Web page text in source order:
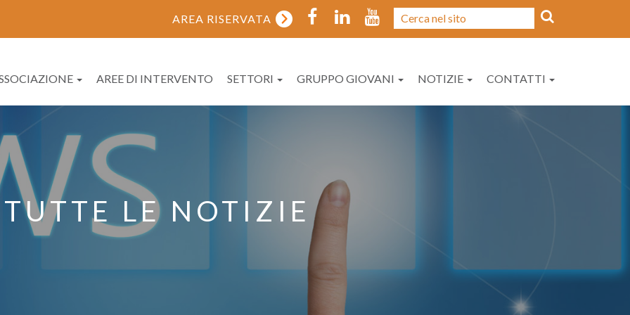
AREA RISERVATA
AREE DI INTERVENTO SETTORI GRUPPO GIOVANI NOTIZIE CONTATTI
TUTTE LE NOTIZIE